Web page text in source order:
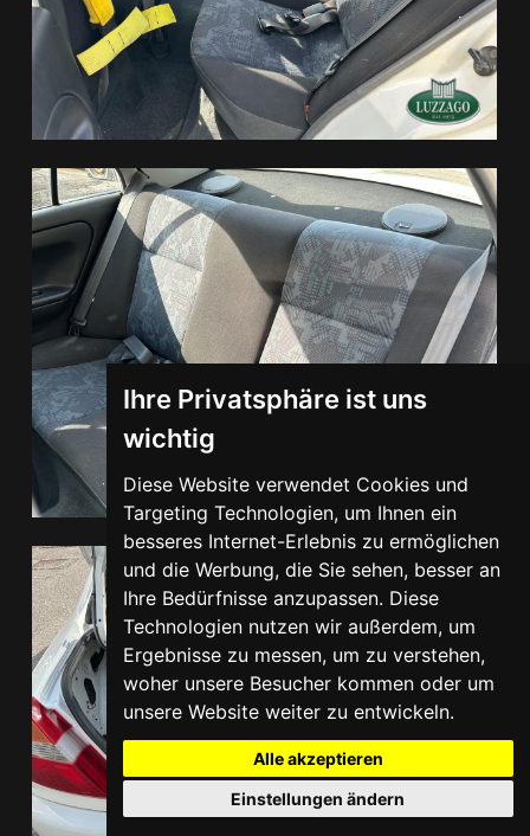
Ihre Privatsphäre ist uns
wichtig
Diese Website verwendet Cookies und
Targeting Technologien, um Ihnen ein
besseres Internet-Erlebnis zu ermöglichen
und die Werbung, die Sie sehen, besser an
Ihre Bedürfnisse anzupassen. Diese
Technologien nutzen wir außerdem, um
Ergebnisse zu messen, um zu verstehen,
woher unsere Besucher kommen oder um
unsere Website weiter zu entwickeln.
Alle akzeptieren
Einstellungen ändern